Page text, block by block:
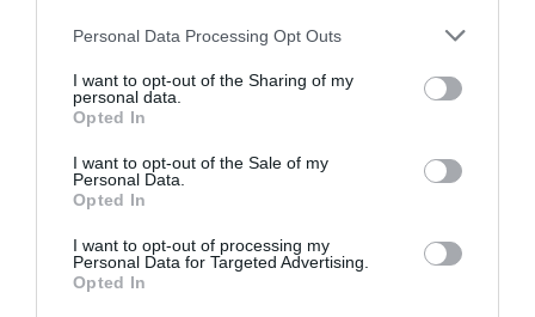
Personal Data Processing Opt Outs
I want to opt-out of the Sharing of my
personal data.
Opted In
I want to opt-out of the Sale of my
Personal Data.
Opted In
I want to opt-out of processing my
Personal Data for Targeted Advertising.
Opted In